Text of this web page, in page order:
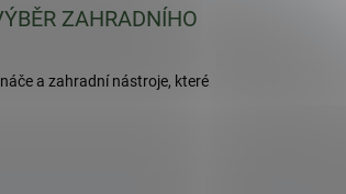
ZAHRADNÍHO
a zahradní nástroje, které